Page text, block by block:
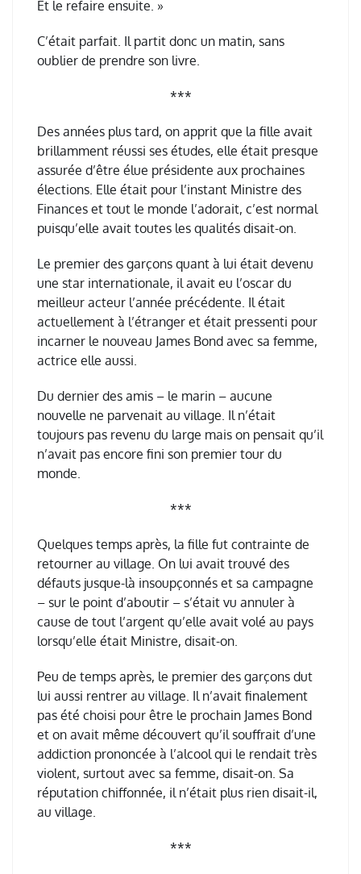
Et le refaire ensuite. »
C’était parfait. Il partit donc un matin, sans
oublier de prendre son livre.
***
Des années plus tard, on apprit que la fille avait
brillamment réussi ses études, elle était presque
assurée d’être élue présidente aux prochaines
élections. Elle était pour l’instant Ministre des
Finances et tout le monde l’adorait, c’est normal
puisqu’elle avait toutes les qualités disait-on.
Le premier des garçons quant à lui était devenu
une star internationale, il avait eu l’oscar du
meilleur acteur l’année précédente. Il était
actuellement à l’étranger et était pressenti pour
incarner le nouveau James Bond avec sa femme,
actrice elle aussi.
Du dernier des amis – le marin – aucune
nouvelle ne parvenait au village. Il n’était
toujours pas revenu du large mais on pensait qu’il
n’avait pas encore fini son premier tour du
monde.
***
Quelques temps après, la fille fut contrainte de
retourner au village. On lui avait trouvé des
défauts jusque-là insoupçonnés et sa campagne
– sur le point d’aboutir – s’était vu annuler à
cause de tout l’argent qu’elle avait volé au pays
lorsqu’elle était Ministre, disait-on.
Peu de temps après, le premier des garçons dut
lui aussi rentrer au village. Il n’avait finalement
pas été choisi pour être le prochain James Bond
et on avait même découvert qu’il souffrait d’une
addiction prononcée à l’alcool qui le rendait très
violent, surtout avec sa femme, disait-on. Sa
réputation chiffonnée, il n’était plus rien disait-il,
au village.
***